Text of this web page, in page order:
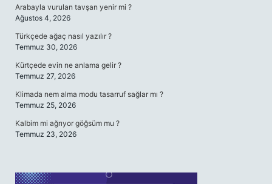
Arabayla vurulan tavşan yenir mi ?
Ağustos 4, 2026
Türkçede ağaç nasıl yazılır ?
Temmuz 30, 2026
Kürtçede evin ne anlama gelir ?
Temmuz 27, 2026
Klimada nem alma modu tasarruf sağlar mı ?
Temmuz 25, 2026
Kalbim mi ağrıyor göğsüm mu ?
Temmuz 23, 2026